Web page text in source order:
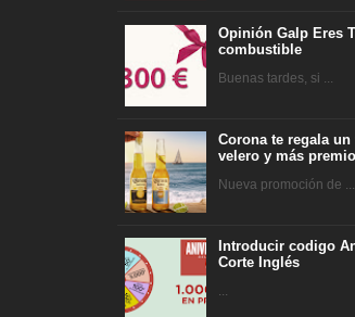
Opinión Galp Eres
combustible
Buenas tardes, si ...
Corona te regala
velero y más
Nueva promoción de ...
Introducir codigo
Corte Inglés
...